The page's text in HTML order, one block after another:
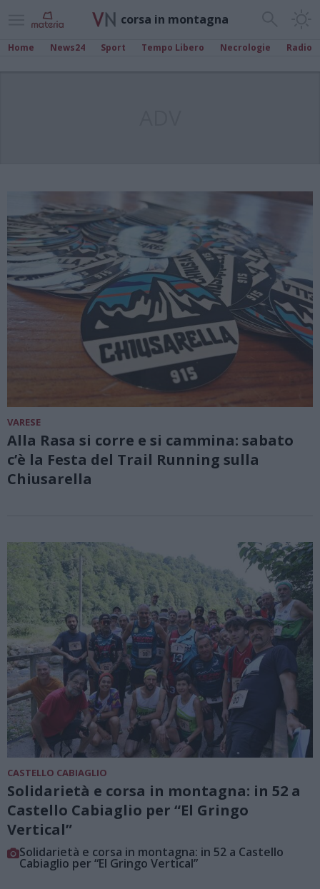
corsa in montagna
Home News24 Sport Tempo Libero Necrologie Radio
VARESE
Alla Rasa si corre e si cammina: sabato
c’è la Festa del Trail Running sulla
Chiusarella
CASTELLO CABIAGLIO
Solidarietà e corsa in montagna: in 52 a
Castello Cabiaglio per “El Gringo
Vertical”
Solidarietà e corsa in montagna: in 52 a Castello
Cabiaglio per “El Gringo Vertical”